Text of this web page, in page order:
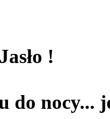
!
do nocy...